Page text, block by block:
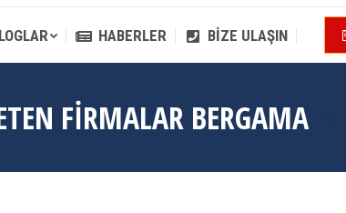
HABERLER BIZE ULAŞIN
FIRMALAR BERGAMA